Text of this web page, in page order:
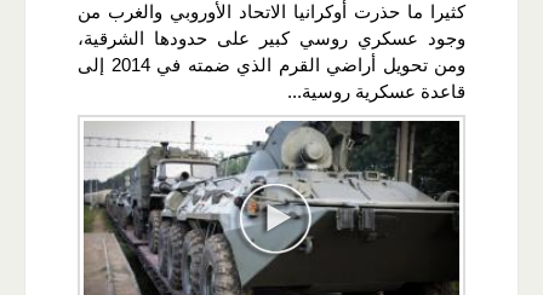
كثيرا ما حذرت أوكرانيا الاتحاد الأوروبي والغرب من
وجود عسكري روسي كبير على حدودها الشرقية،
ومن تحويل أراضي القرم الذي ضمته في 2014 إلى
قاعدة عسكرية روسية...